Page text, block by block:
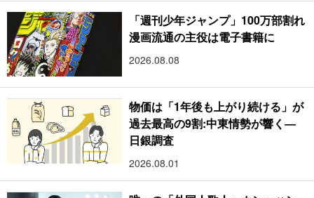
「週刊少年ジャンプ」100万部割れ
漫画流通の主役は電子書籍に
2026.08.08
物価は「1年後も上がり続ける」が
過去最高の9割:中東情勢が響く―
日銀調査
2026.08.01